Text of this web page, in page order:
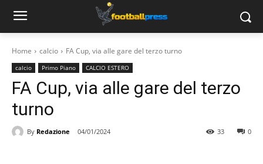
Home calcio FA Cup, via alle gare del terzo turno
calcio Primo Piano CALCIO ESTERO
FA Cup, via alle gare del terzo
turno
By Redazione 04/01/2024 0
33